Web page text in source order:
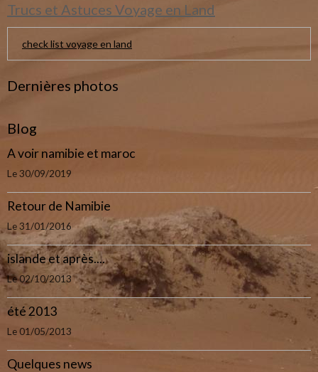
Trucs et Astuces Voyage en Land
check list voyage en land
Dernières photos
Blog
A voir namibie et maroc
Le 30/09/2019
Retour de Namibie
Le 31/01/2016
islande et après....
Le 02/10/2013
été 2013
Le 01/05/2013
Quelques news